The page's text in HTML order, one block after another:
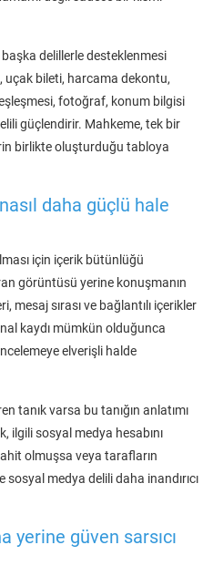
delillerle desteklenmesi
uçak bileti, harcama dekontu,
fotoğraf, konum bilgisi
güçlendirir. Mahkeme, tek bir
birlikte oluşturduğu tabloya
daha güçlü hale
için içerik bütünlüğü
görüntüsü yerine konuşmanın
mesaj sırası ve bağlantılı içerikler
kaydı mümkün olduğunca
elverişli halde
tanık varsa bu tanığın anlatımı
ilgili sosyal medya hesabını
olmuşsa veya tarafların
medya delili daha inandırıcı
yerine güven sarsıcı